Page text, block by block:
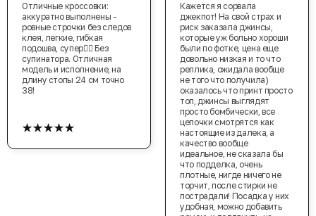
Отличные кроссовки:
аккуратно выполнены -
ровные строчки без следов
клея, легкие, гибкая
подошва, супер👌🏻 Без
супинатора. Отличная
модель и исполнение, на
длину стопы 24 см точно
38!
★★★★★
Кажется я сорвала
джекпот! На свой страх и
риск заказала джинсы,
которые уж больно хороши
были по фотке, цена еще
довольно низкая и то что
реплика, ожидала вообще
не того что получила)
оказалось что принт просто
топ, джинсы выглядят
просто бомбически, все
цепочки смотрятся как
настоящие из далека, а
качество вообще
идеальное, не сказала бы
что подделка, очень
плотные, нигде ничего не
торчит, после стирки не
пострадали! Посадка у них
удобная, можно добавить